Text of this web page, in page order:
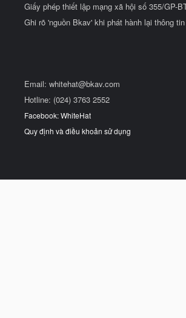
Giấy phép thiết lập mạng xã hội số 355/GP-
Ghi rõ 'nguồn Bkav' khi phát hành lại thông
Email: whitehat@bkav.com
Hotline: (024) 3763 2552
Facebook: WhiteHat
Quy định và điều khoản sử dụng